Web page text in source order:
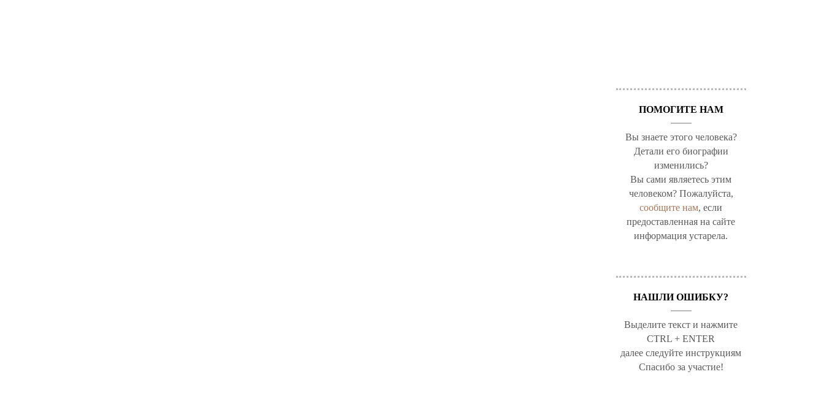
ПОМОГИТЕ НАМ
Вы знаете этого человека?
Детали его биографии
изменились?
Вы сами являетесь этим
человеком? Пожалуйста,
сообщите нам, если
предоставленная на сайте
информация устарела.
НАШЛИ ОШИБКУ?
Выделите текст и нажмите
CTRL + ENTER
далее следуйте инструкциям
Спасибо за участие!